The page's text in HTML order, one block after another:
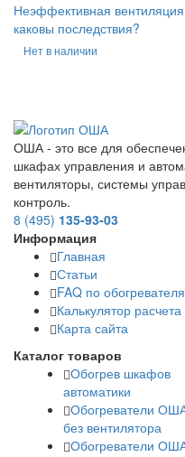
Неэффективная
каковы последствия?
Нет в наличии
ОША - это все для
шкафах управления и
вентиляторы, системы
контроль.
8 (495) 135-93-03
Информация
Главная
Статьи
FAQ по
Калькулятор
Карта сайта
Каталог товаров
Обогрев шкафов
автоматики
Обогреватели
без вентилятора
Обогреватели